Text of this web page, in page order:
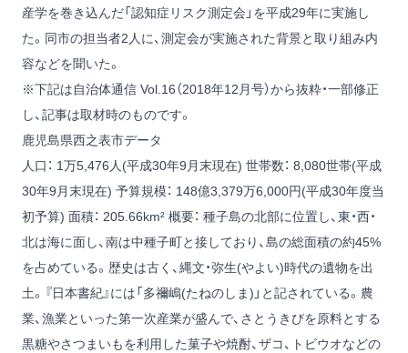
産学を巻き込んだ「認知症リスク測定会」を平成29年に実施し
た。同市の担当者2人に、測定会が実施された背景と取り組み内
容などを聞いた。
※下記は自治体通信 Vol.16（2018年12月号）から抜粋・一部修正
し、記事は取材時のものです。
鹿児島県西之表市データ
人口： 1万5,476人(平成30年9月末現在) 世帯数： 8,080世帯(平成
30年9月末現在) 予算規模： 148億3,379万6,000円(平成30年度当
初予算) 面積： 205.66km² 概要： 種子島の北部に位置し、東・西・
北は海に面し、南は中種子町と接しており、島の総面積の約45%
を占めている。歴史は古く、縄文・弥生(やよい)時代の遺物を出
土。『日本書紀』には「多禰嶋(たねのしま)」と記されている。農
業、漁業といった第一次産業が盛んで、さとうきびを原料とする
黒糖やさつまいもを利用した菓子や焼酎、ザコ、トビウオなどの